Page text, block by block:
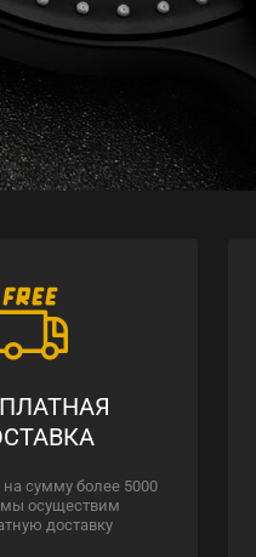
сумму более 5000
мы осуществим
доставку